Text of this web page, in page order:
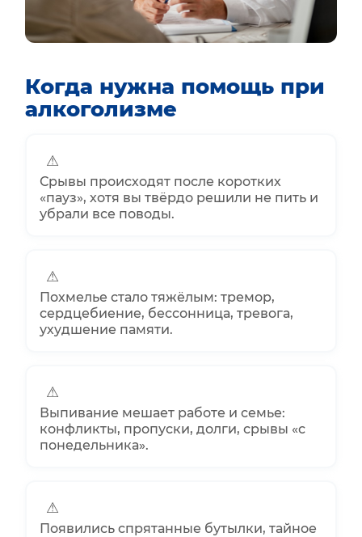
Когда нужна помощь при
алкоголизме
⚠
Срывы происходят после коротких
«пауз», хотя вы твёрдо решили не пить и
убрали все поводы.
⚠
Похмелье стало тяжёлым: тремор,
сердцебиение, бессонница, тревога,
ухудшение памяти.
⚠
Выпивание мешает работе и семье:
конфликты, пропуски, долги, срывы «с
понедельника».
⚠
Появились спрятанные бутылки, тайное